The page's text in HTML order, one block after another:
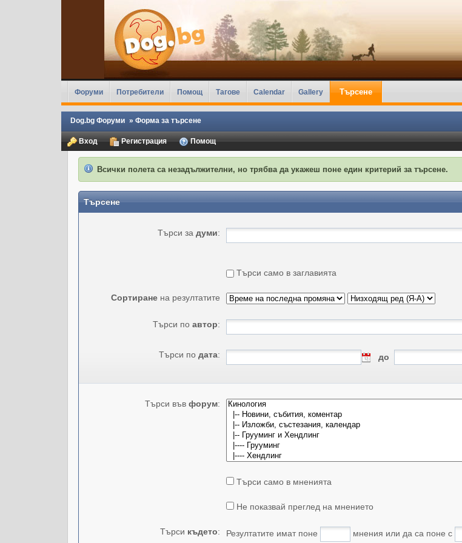
Форуми Потребители Помощ Тагове Calendar Gallery Търсене
Dog.bg Форуми » Форма за търсене
Вход Регистрация Помощ
Всички полета са незадължителни, но трябва да укажеш поне един критерий за търсене.
Търсене
Търси за думи:
Търси само в заглавията
Сортиранена резултатите
Търси по автор:
Търси по дата: до
Търси във форум:
Търси само в мненията
Не показвай преглед на мнението
Търси където: Резултатите имат поне мнения или да са поне с